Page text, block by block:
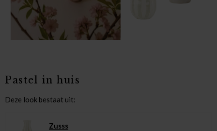
Pastel in huis
Deze look bestaat uit:
Zusss